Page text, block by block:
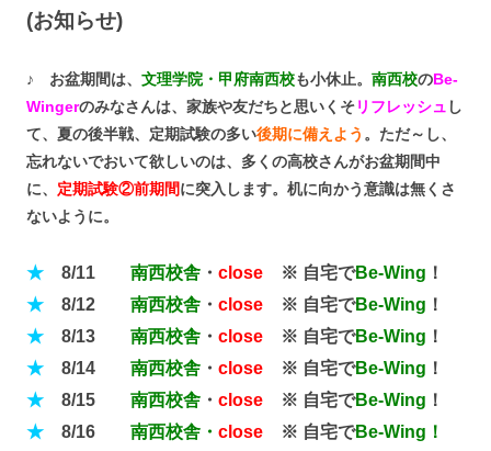
(お知らせ)
♪ お盆期間は、 文理学院・甲府南西校も小休止。 南西校のBe-
Wingerのみなさんは、 家族や友だちと思いくそリフレッシュ し
て、夏の後半戦、定期試験の多い後期に備えよう 。ただ～し、
忘れないでおいて欲しいのは、多くの高校さんがお盆期間中
に、 定期試験②前期間に突入します。机に向かう意識は無くさ
ないように。
★ 8/11 南西校舎 ・ close ※ 自宅でBe-Wing ！
★ 8/12 南西校舎 ・ close ※ 自宅でBe-Wing ！
★ 8/13 南西校舎 ・ close ※ 自宅でBe-Wing ！
★ 8/14 南西校舎 ・ close ※ 自宅でBe-Wing ！
★ 8/15 南西校舎 ・ close ※ 自宅でBe-Wing ！
★
8/16 南西校舎・ close ※ 自宅でBe-Wing！